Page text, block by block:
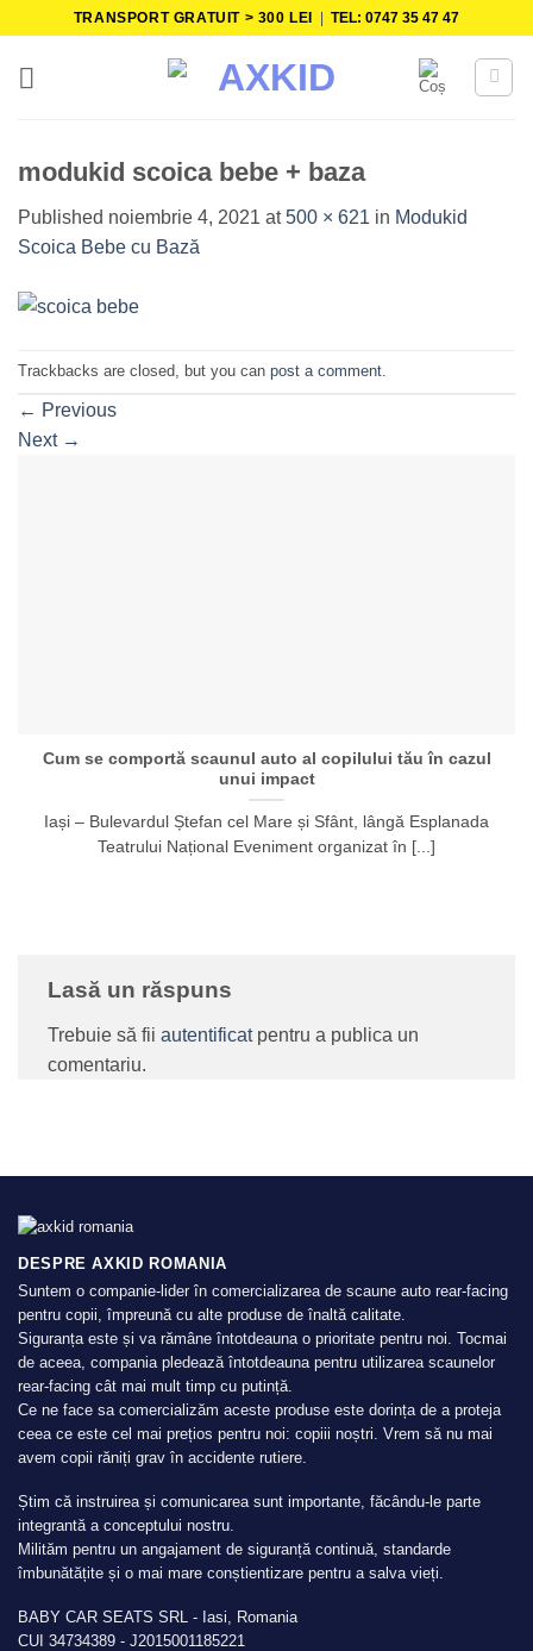
content
TRANSPORT GRATUIT > 300 LEI |TEL: 0747 35 47 47
modukid scoica bebe + baza
Published noiembrie 4, 2021 at500 × 621 in Modukid
Scoica Bebe cu Bază
Trackbacks are closed, but you can post a comment
← Previous
Next →
Cum se comportă scaunul auto al copilului tău în cazul
unui impact
Iași – Bulevardul Ștefan cel Mare și Sfânt, lângă Esplanada
Teatrului Național Eveniment organizat în [...]
Lasă un răspuns
Trebuie să fii autentificatpentru a publica un
comentariu.
DESPRE AXKID ROMANIA
Suntem o companie-lider în comercializarea de scaune auto rear-facing
pentru copii, împreună cu alte produse de înaltă calitate.
Siguranța este și va rămâne întotdeauna o prioritate pentru noi. Tocmai
de aceea, compania pledează întotdeauna pentru utilizarea scaunelor
rear-facing cât mai mult timp cu putință.
Ce ne face sa comercializăm aceste produse este dorința de a proteja
ceea ce este cel mai prețios pentru noi: copiii noștri. Vrem să nu mai
avem copii răniți grav în accidente rutiere.
Știm că instruirea și comunicarea sunt importante, făcându-le parte
integrantă a conceptului nostru.
Milităm pentru un angajament de siguranță continuă, standarde
îmbunătățite și o mai mare conștientizare pentru a salva vieți.
BABY CAR SEATS SRL - Iasi, Romania
CUI 34734389 - J2015001185221